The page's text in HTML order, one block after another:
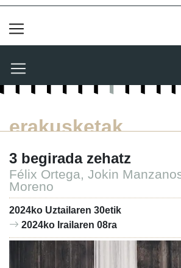
erakusketak
3 begirada zehatz
Félix Ortega, Jokin
Moreno
2024ko Uztailaren 30etik
2024ko Irailaren 08ra